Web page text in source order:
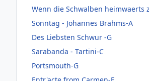
Wenn die Schwalben heimwaerts
Sonntag - Johannes Brahms-A
Des Liebsten Schwur -G
Sarabanda - Tartini-C
Portsmouth-G